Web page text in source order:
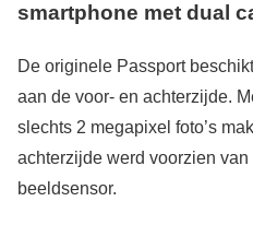
smartphone met dual
De originele Passport
aan de voor- en achterzijde.
slechts 2 megapixel foto’s
achterzijde werd voorzien van
beeldsensor.